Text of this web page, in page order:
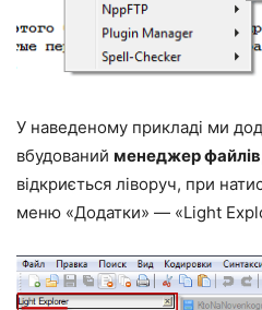
У наведеному прикладі ми
вбудований менеджер файлів
відкриється ліворуч, при
меню «Додатки» — «Light